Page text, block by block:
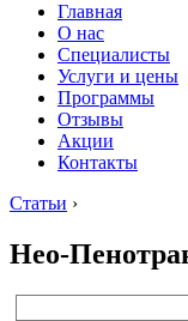
Главная
О нас
Cпециалисты
Услуги и цены
Программы
Отзывы
Акции
Контакты
Статьи ›
Нео-